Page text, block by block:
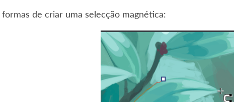
formas de criar uma selecção magnética: